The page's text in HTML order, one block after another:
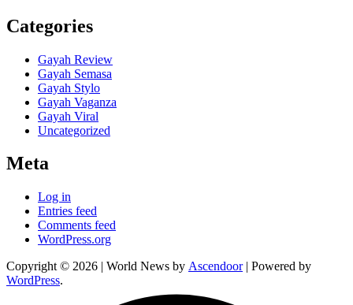
Categories
Gayah Review
Gayah Semasa
Gayah Stylo
Gayah Vaganza
Gayah Viral
Uncategorized
Meta
Log in
Entries feed
Comments feed
WordPress.org
Copyright © 2026 | World News by Ascendoor| Powered by
WordPress.